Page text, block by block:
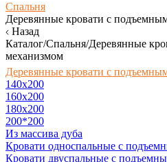
Спальня
Деревянные кровати с
Назад
Каталог/Спальня/Деревянные
механизмом
Деревянные кровати с
140x200
160х200
180х200
200*200
Из массива дуба
Кровати односпальные с
Кровати двуспальные с